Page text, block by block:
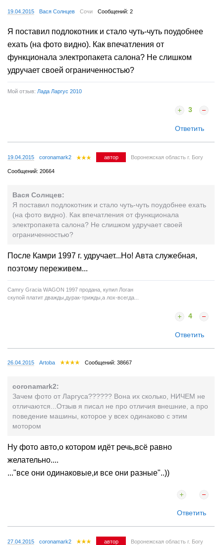
19.04.2015 Вася Солнцев Сочи Сообщений: 2
Я поставил подлокотник и стало чуть-чуть поудобнее
ехать (на фото видно). Как впечатления от
функционала электропакета салона? Не слишком
удручает своей ограниченностью?
Мой отзыв: Лада Ларгус 2010
3
Ответить
19.04.2015 coronamark2 автор Воронежская область г. Богу
Сообщений: 20664
Вася Солнцев:
Я поставил подлокотник и стало чуть-чуть поудобнее ехать
(на фото видно). Как впечатления от функционала
электропакета салона? Не слишком удручает своей
ограниченностью?
После Камри 1997 г. удручает...Но! Авта служебная,
поэтому переживем...
Camry Gracia WAGON 1997 продана, купил Логан
скупой платит дважды,дурак-трижды,а лох-всегда...
4
Ответить
26.04.2015 Artoba Сообщений: 38667
coronamark2:
Зачем фото от Ларгуса?????? Вона их сколько, НИЧЕМ не
отличаются...Отзыв я писал не про отличия внешние, а про
поведение машины, которое у всех одинаково с этим
мотором
Ну фото авто,о котором идёт речь,всё равно
желательно....
..."все они одинаковые,и все они разные"..))
Ответить
27.04.2015 coronamark2 автор Воронежская область г. Богу